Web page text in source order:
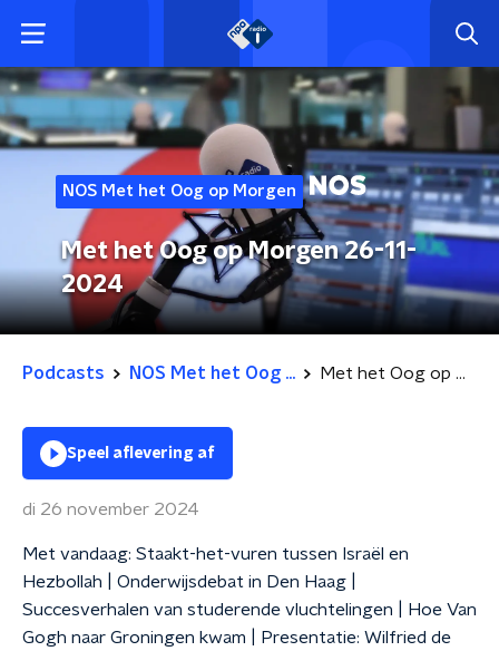
NOS Met het Oog op Morgen
Met het Oog op Morgen 26-11-
2024
Podcasts NOS Met het Oog ... Met het Oog op Morgen 26-11-2024
Speel aflevering af
di 26 november 2024
Met vandaag: Staakt-het-vuren tussen Israël en
Hezbollah | Onderwijsdebat in Den Haag |
Succesverhalen van studerende vluchtelingen | Hoe Van
Gogh naar Groningen kwam | Presentatie: Wilfried de